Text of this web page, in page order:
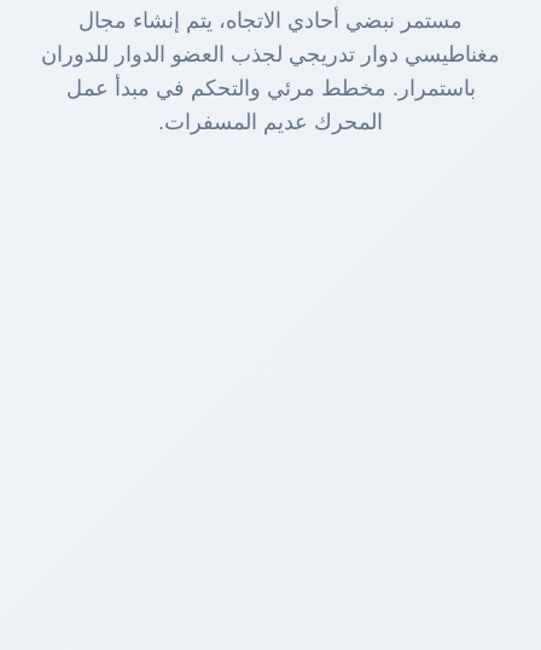
مستمر نبضي أحادي الاتجاه، يتم إنشاء مجال
مغناطيسي دوار تدريجي لجذب العضو الدوار للدوران
باستمرار. مخطط مرئي والتحكم في مبدأ عمل
المحرك عديم المسفرات.